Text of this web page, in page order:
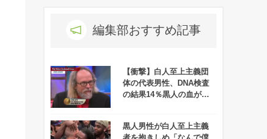
編集部おすすめ記事
【衝撃】白人至上主義団
体の代表男性、DNA検査
の結果14％黒人の血が混
黒人男性が白人至上主義